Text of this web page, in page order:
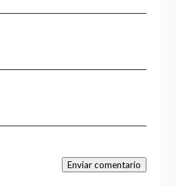
Enviar comentario